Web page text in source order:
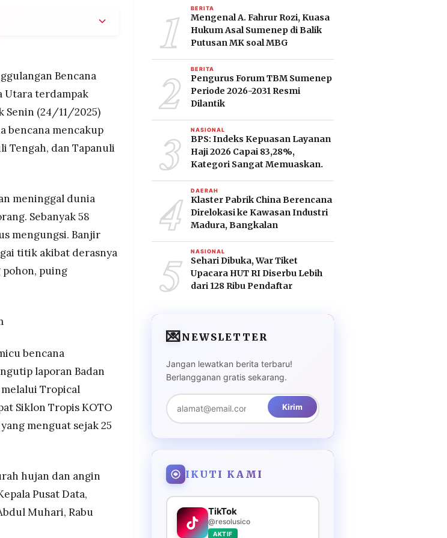
tinggi.
Bencana
Utara terdampak
Senin (24/11/2025)
bencana mencakup
Tengah, dan Tapanuli
meninggal dunia
Sebanyak 58
mengungsi. Banjir
titik akibat derasnya
pohon, puing
bencana
laporan Badan
Tropical
Siklon Tropis KOTO
menguat sejak 25
hujan dan angin
Pusat Data,
Muhari, Rabu
1 BERITA
Mengenal A. Fahrur Rozi, Kuasa
Hukum Asal Sumenep di Balik
Putusan MK soal MBG
2 BERITA
Pengurus Forum TBM Sumenep
Periode 2026-2031 Resmi
Dilantik
3 NASIONAL
BPS: Indeks Kepuasan Layanan
Haji 2026 Capai 83,28%,
Kategori Sangat Memuaskan.
4 DAERAH
Klaster Pabrik China Berencana
Direlokasi ke Kawasan Industri
Madura, Bangkalan
5 NASIONAL
Sehari Dibuka, War Tiket
Upacara HUT RI Diserbu Lebih
dari 128 Ribu Pendaftar
💌NEWSLETTER
Jangan lewatkan berita terbaru!
Berlangganan gratis sekarang.
Kirim
IKUTI KAMI
TikTok
@resolusico
AKTIF